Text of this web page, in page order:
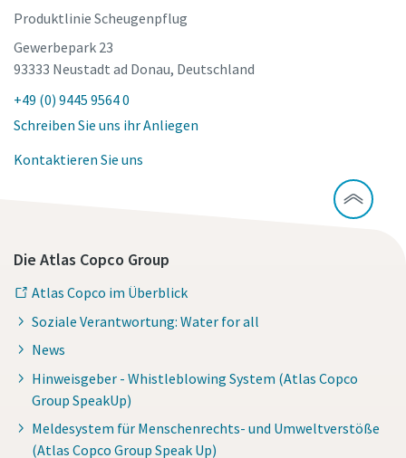
Produktlinie Scheugenpflug
Gewerbepark 23
93333 Neustadt ad Donau, Deutschland
+49 (0) 9445 9564 0
Schreiben Sie uns ihr Anliegen
Kontaktieren Sie uns
Die Atlas Copco Group
Atlas Copco im Überblick
Soziale Verantwortung: Water for all
News
Hinweisgeber - Whistleblowing System (Atlas Copco
Group SpeakUp)
Meldesystem für Menschenrechts- und Umweltverstöße
(Atlas Copco Group Speak Up)